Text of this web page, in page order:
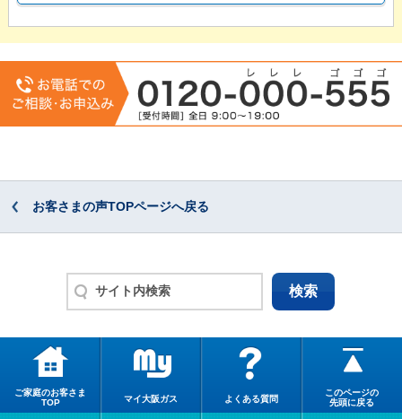
お客さまの声TOPページへ戻る
ご家庭のお客さま
TOP
マイ大阪ガス よくある質問
このページの
先頭に戻る